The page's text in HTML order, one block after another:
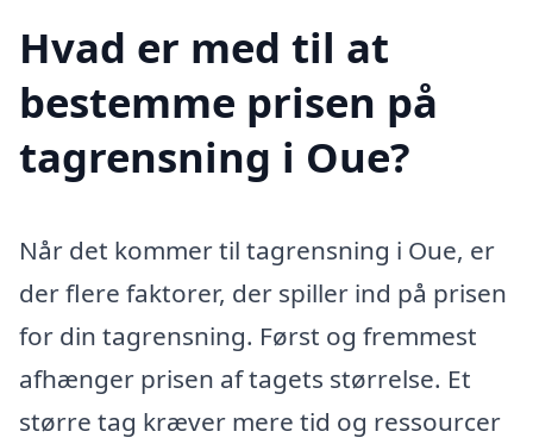
Hvad er med til at
bestemme prisen på
tagrensning i Oue?
Når det kommer til tagrensning i Oue, er
der flere faktorer, der spiller ind på prisen
for din tagrensning. Først og fremmest
afhænger prisen af tagets størrelse. Et
større tag kræver mere tid og ressourcer